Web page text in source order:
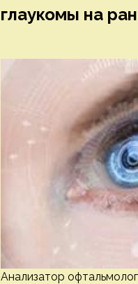
глаукомы на
Анализатор